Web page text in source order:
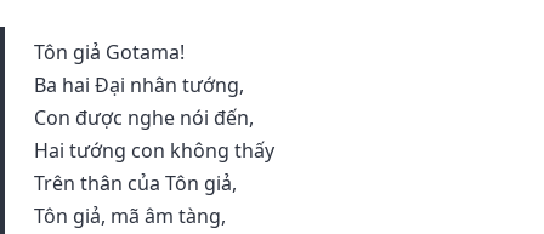
Tôn giả Gotama!
Ba hai Ðại nhân tướng,
Con được nghe nói đến,
Hai tướng con không thấy
Trên thân của Tôn giả,
Tôn giả, mã âm tàng,